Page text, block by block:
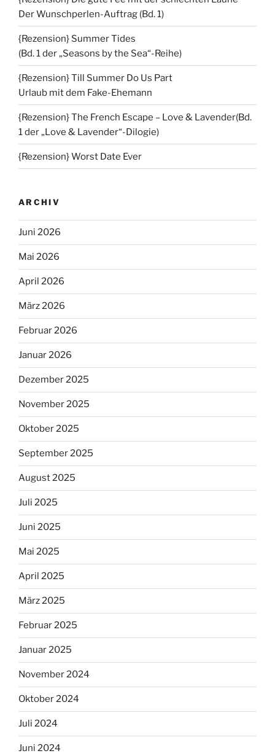
Der Wunschperlen-Auftrag (Bd. 1)
{Rezension} Summer Tides
(Bd. 1 der „Seasons by the Sea“-Reihe)
{Rezension} Till Summer Do Us Part
Urlaub mit dem Fake-Ehemann
{Rezension} The French Escape – Love & Lavender(Bd.
1 der „Love & Lavender“-Dilogie)
{Rezension} Worst Date Ever
ARCHIV
Juni 2026
Mai 2026
April 2026
März 2026
Februar 2026
Januar 2026
Dezember 2025
November 2025
Oktober 2025
September 2025
August 2025
Juli 2025
Juni 2025
Mai 2025
April 2025
März 2025
Februar 2025
Januar 2025
November 2024
Oktober 2024
Juli 2024
Juni 2024